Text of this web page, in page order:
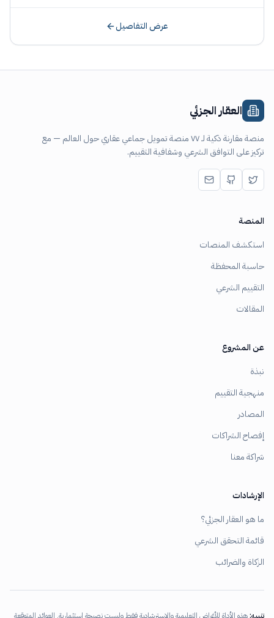
عرض التفاصيل
العقار الجزئي
منصة مقارنة ذكية لـ ٧٧ منصة تمويل جماعي عقاري حول العالم — مع
تركيز على التوافق الشرعي وشفافية التقييم.
المنصة
استكشف المنصات
حاسبة المحفظة
التقييم الشرعي
المقالات
عن المشروع
نبذة
منهجية التقييم
المصادر
إفصاح الشراكات
شراكة معنا
الإرشادات
ما هو العقار الجزئي؟
قائمة التحقق الشرعي
الزكاة والضرائب
تنبيه:هذه الأداة للأغراض التعليمية والاسترشادية فقط وليست نصيحة استثمارية. العوائد المتوقعة